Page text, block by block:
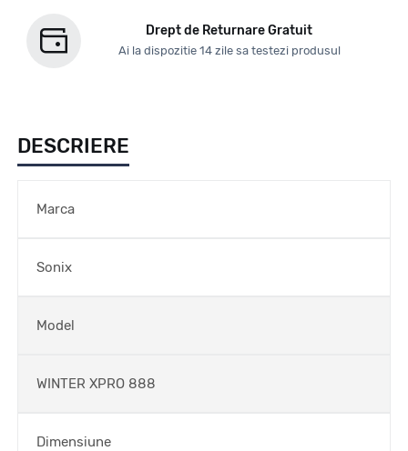
Drept de Returnare Gratuit
Ai la dispozitie 14 zile sa testezi produsul
DESCRIERE
Marca
Sonix
Model
WINTER XPRO 888
Dimensiune